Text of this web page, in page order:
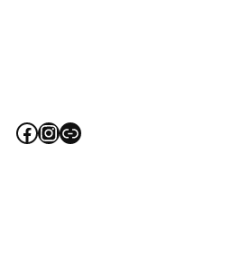
Facebook
Instagram
Link